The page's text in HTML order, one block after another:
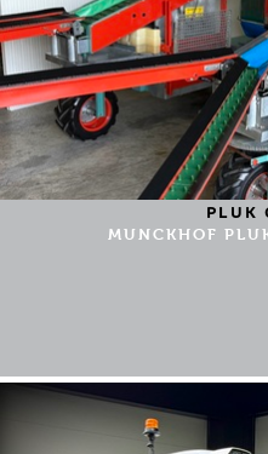
PLUK
MUNCKHOF